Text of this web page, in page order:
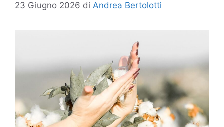
23 Giugno 2026 di Andrea Bertolotti